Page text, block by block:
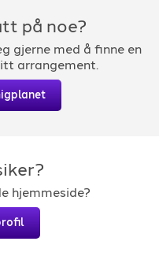
på noe?
gjerne med å finne en
arrangement.
hjemmeside?